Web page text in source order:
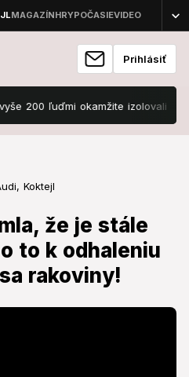
Prihlásiť
okamžite izolovali!
Koktejl
že je stále
to k odhaleniu
rakoviny!
že je stále
to k odhaleniu
rakoviny!
mesiacov.